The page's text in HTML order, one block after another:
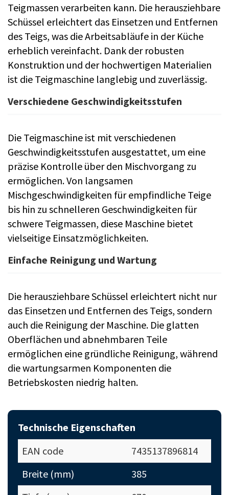
Teigmassen verarbeiten kann. Die herausziehbare
Schüssel erleichtert das Einsetzen und Entfernen
des Teigs, was die Arbeitsabläufe in der Küche
erheblich vereinfacht. Dank der robusten
Konstruktion und der hochwertigen Materialien
ist die Teigmaschine langlebig und zuverlässig.
Verschiedene Geschwindigkeitsstufen
Die Teigmaschine ist mit verschiedenen
Geschwindigkeitsstufen ausgestattet, um eine
präzise Kontrolle über den Mischvorgang zu
ermöglichen. Von langsamen
Mischgeschwindigkeiten für empfindliche Teige
bis hin zu schnelleren Geschwindigkeiten für
schwere Teigmassen, diese Maschine bietet
vielseitige Einsatzmöglichkeiten.
Einfache Reinigung und Wartung
Die herausziehbare Schüssel erleichtert nicht nur
das Einsetzen und Entfernen des Teigs, sondern
auch die Reinigung der Maschine. Die glatten
Oberflächen und abnehmbaren Teile
ermöglichen eine gründliche Reinigung, während
die wartungsarmen Komponenten die
Betriebskosten niedrig halten.
Technische Eigenschaften
EAN code
7435137896814
Breite (mm)
385